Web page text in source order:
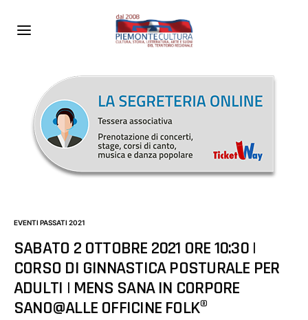
EVENTI PASSATI 2021
SABATO 2 OTTOBRE 2021 ORE 10:30 |
CORSO DI GINNASTICA POSTURALE PER
ADULTI | MENS SANA IN CORPORE
SANO@ALLE OFFICINE FOLK®